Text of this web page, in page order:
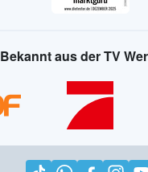
Bekannt aus der TV